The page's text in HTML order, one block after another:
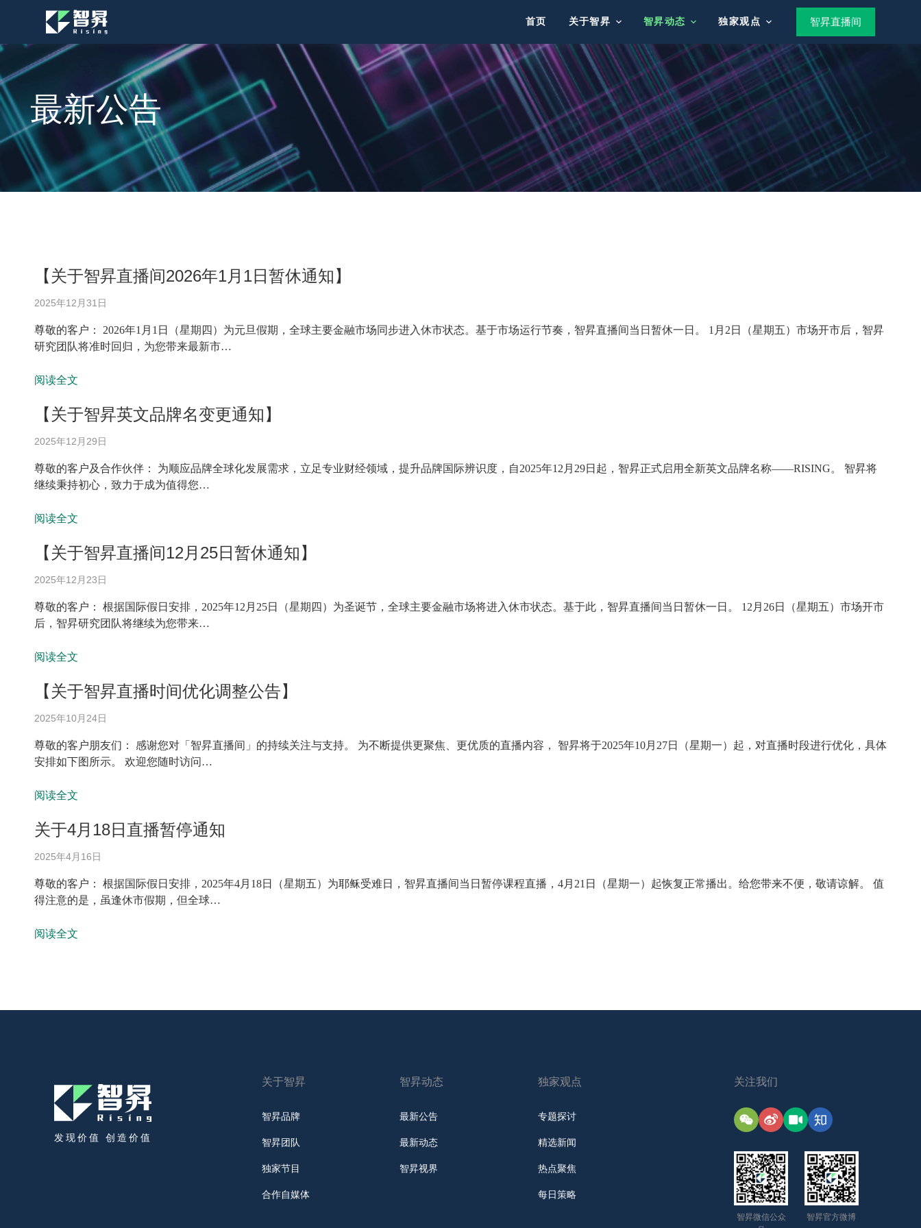
容
首页 关于智昇 智昇动态 独家观点 智昇直播间
最新公告
【关于智昇直播间2026年1月1日暂休通知】
2025年12月31日
尊敬的客户： 2026年1月1日（星期四）为元旦假期，全球主要金融市场同步进入休市状态。基于市场运行节奏，智昇直播间当日暂休一日。 1月2日（星期五）市场开市后，智昇
研究团队将准时回归，为您带来最新市…
阅读全文
【关于智昇英文品牌名变更通知】
2025年12月29日
尊敬的客户及合作伙伴： 为顺应品牌全球化发展需求，立足专业财经领域，提升品牌国际辨识度，自2025年12月29日起，智昇正式启用全新英文品牌名称——RISING。 智昇将
继续秉持初心，致力于成为值得您…
阅读全文
【关于智昇直播间12月25日暂休通知】
2025年12月23日
尊敬的客户： 根据国际假日安排，2025年12月25日（星期四）为圣诞节，全球主要金融市场将进入休市状态。基于此，智昇直播间当日暂休一日。 12月26日（星期五）市场开市
后，智昇研究团队将继续为您带来…
阅读全文
【关于智昇直播时间优化调整公告】
2025年10月24日
尊敬的客户朋友们： 感谢您对「智昇直播间」的持续关注与支持。 为不断提供更聚焦、更优质的直播内容， 智昇将于2025年10月27日（星期一）起，对直播时段进行优化，具体
安排如下图所示。 欢迎您随时访问…
阅读全文
关于4月18日直播暂停通知
2025年4月16日
尊敬的客户： 根据国际假日安排，2025年4月18日（星期五）为耶稣受难日，智昇直播间当日暂停课程直播，4月21日（星期一）起恢复正常播出。给您带来不便，敬请谅解。 值
得注意的是，虽逢休市假期，但全球…
阅读全文
发现价值 创造价值
关于智昇
智昇品牌
智昇团队
独家节目
合作自媒体
智昇动态
最新公告
最新动态
智昇视界
独家观点
专题探讨
精选新闻
热点聚焦
每日策略
关注我们
智昇微信公众
智昇官方微博